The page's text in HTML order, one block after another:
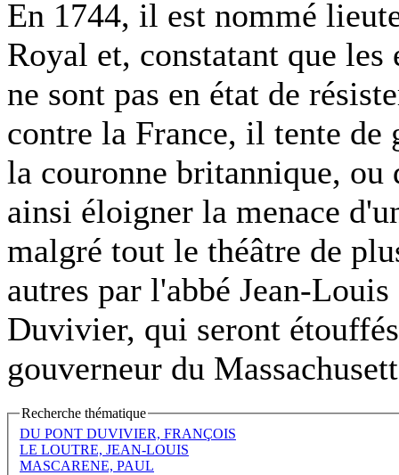
En 1744, il est nommé
Royal et, constatant que
ne sont pas en état de
contre la France, il tente de
la couronne britannique,
ainsi éloigner la menace
malgré tout le théâtre de
autres par l'abbé Jean-
Duvivier, qui seront
gouverneur du
Recherche thématique
DU PONT DUVIVIER, FRANÇOIS
LE LOUTRE, JEAN-LOUIS
MASCARENE, PAUL